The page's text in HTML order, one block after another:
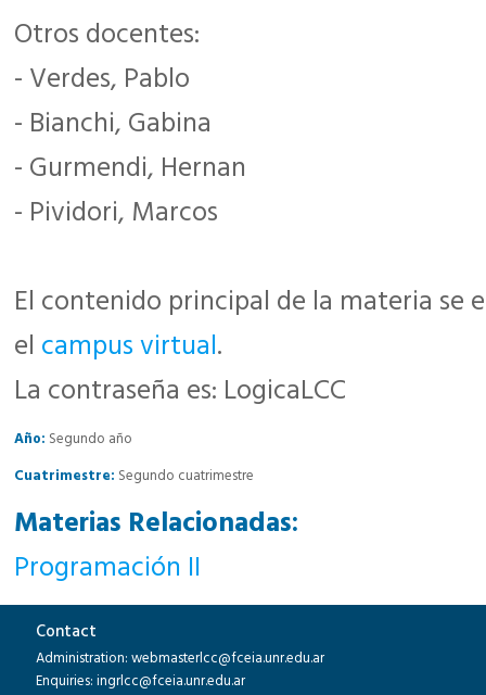
Otros docentes:
- Verdes, Pablo
- Bianchi, Gabina
- Gurmendi, Hernan
- Pividori, Marcos
El contenido principal de la materia se
el campus virtual.
La contraseña es: LogicaLCC
Año: Segundo año
Cuatrimestre: Segundo cuatrimestre
Materias Relacionadas:
Programación II
Contact
Administration: webmasterlcc@fceia.unr.edu.ar
Enquiries: ingrlcc@fceia.unr.edu.ar